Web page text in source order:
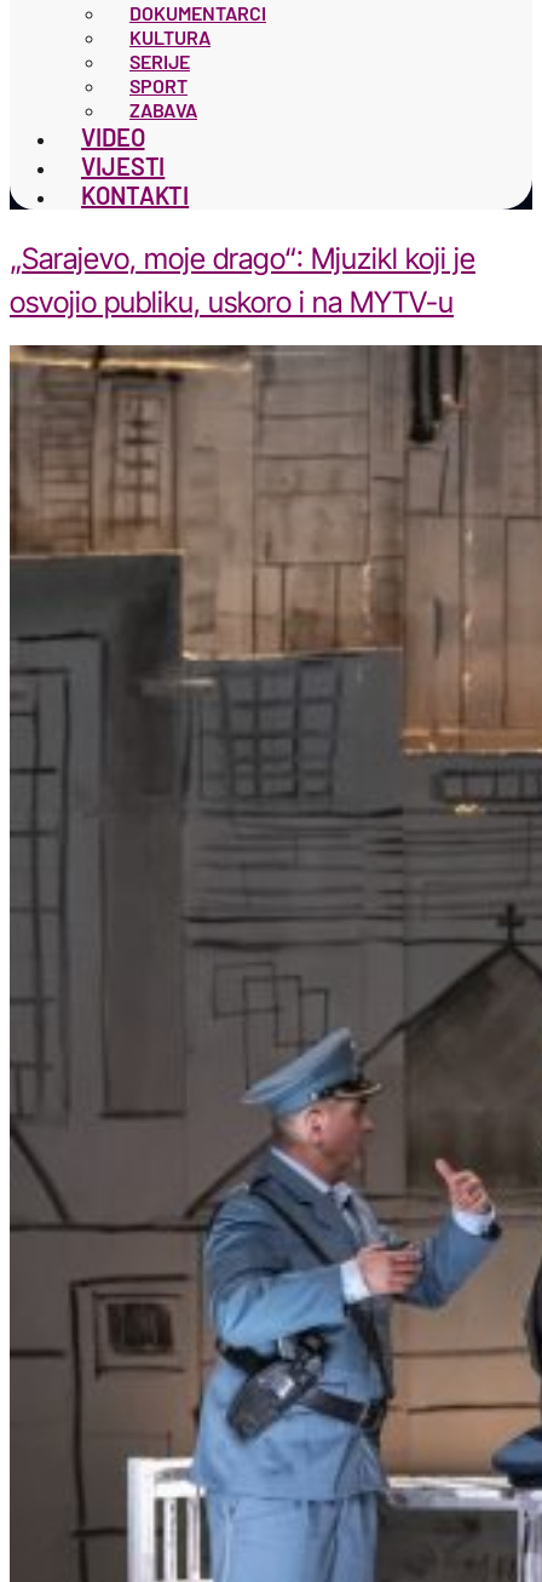
DOKUMENTARCI
KULTURA
SERIJE
SPORT
ZABAVA
VIDEO
VIJESTI
KONTAKTI
„Sarajevo, moje drago“: Mjuzikl koji je
osvojio publiku, uskoro i na MYTV-u